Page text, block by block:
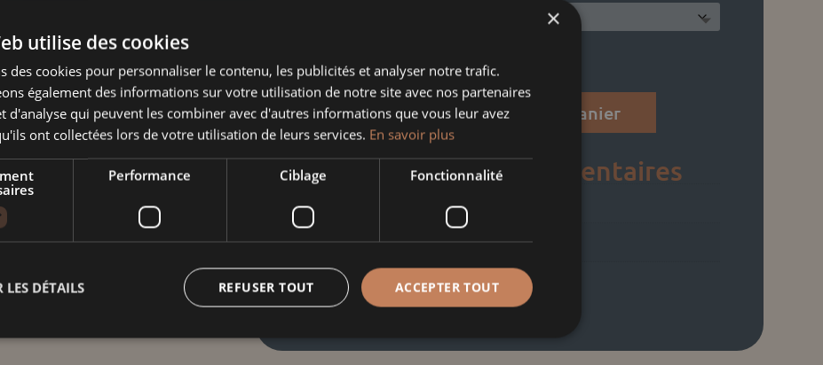
quantité
de
Kougelhopf
Ajouter au panier
Informations complémentaires
Poids ND
Dimensions ND
×
utilise des cookies
des cookies pour personnaliser le contenu, les publicités et analyser notre trafic.
également des informations sur votre utilisation de notre site avec nos partenaires
d'analyse qui peuvent les combiner avec d'autres informations que vous leur avez
ont collectées lors de votre utilisation de leurs services. En savoir plus
Performance Ciblage Fonctionnalité
ACCEPTER TOUT
REFUSER TOUT
LES DÉTAILS